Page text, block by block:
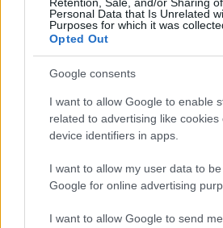
Personal Data that Is Unrelated
Purposes for which it was
Opted Out
Google consents
I want to allow Google to enable
related to advertising like cookies
device identifiers in apps.
I want to allow my user data to
Google for online advertising
I want to allow Google to send me
ΕΛΛΑΔΑ 09/04/2026 10:16